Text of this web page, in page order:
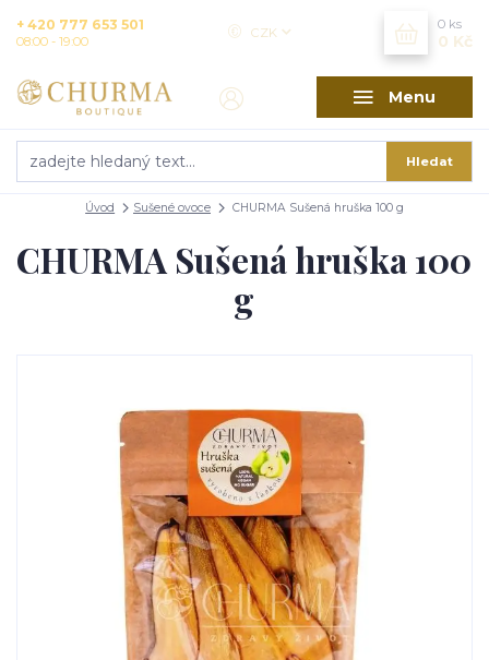
Menu
CZK
Hledat
+ 420 777 653 501
08:00 - 19:00
0 ks
0 Kč
Úvod Sušené ovoce CHURMA Sušená hruška 100 g
CHURMA Sušená hruška 100
g